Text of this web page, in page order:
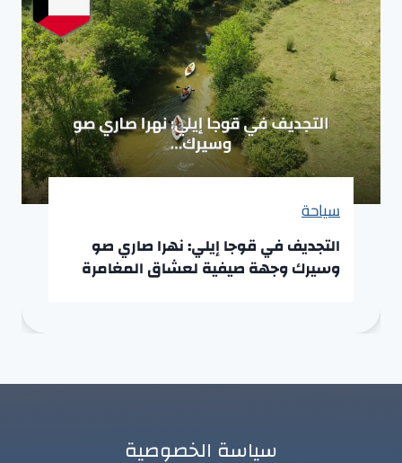
سياحة
التجديف في قوجا إيلي: نهرا صاري صو
وسيرك وجهة صيفية لعشاق المغامرة
سياسة الخصوصية